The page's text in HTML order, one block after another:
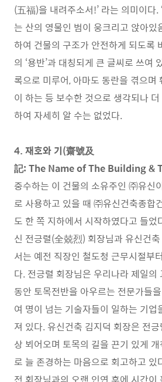
(五福)을 내려주소서!’ 라는 의미이다.
는 산의 영물인 범이 웅크리고 앉아있
하여 건물의 구조가 안전하게 되도록
의 ‘용반’과 대칭되게 큰 글씨로 쓰여
록으로 미루어, 아마도 동란을 겪으며
이 하는 등 보수한 것으로 생각되나
하여 자세히 알 수는 없었다.
4. 재호와 기(齋號及
記: The Name of The Building &
중수하는 이 건물의 소유주인 ㈜유신
로 사용하고 있을 때 ㈜유신건축종합
도 한 쪽 지하에서 시작하였다고 들었
신 전긍렬(全兢烈) 회장님과 유신건
서는 예전 직장인 철도청 근무시절부
다. 전긍렬 회장님은 우리나라 제일의
동안 토목전반을 아우르는 전문가들
여 명이 넘는 기술자들이 일하는 기업
져 있다. 유신건축 김지덕 회장은 전
상 뵈어오며 토목의 길을 끈기 있게
로 늘 존경하는 마음으로 회고하고 있